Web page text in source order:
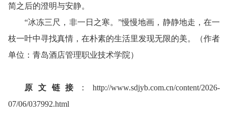
简之后的澄明与安静。
“冰冻三尺，非一日之寒。”慢慢地画，静静地走，在一
枝一叶中寻找真情，在朴素的生活里发现无限的美。
（作者
单位：青岛酒店管理职业技术学院）
原文链接 ：http://www.sdjyb.com.cn/content/2026-
07/06/037992.html